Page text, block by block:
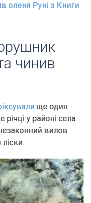
оленя Руні з Книги
чинив
ще один
у районі села
вилов